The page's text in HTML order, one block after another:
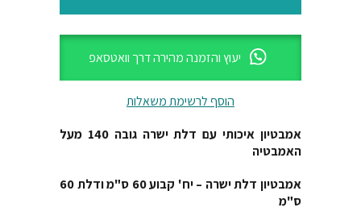
יעוץ והזמנה מהירה דרך וואטסאפ
הוסף לרשימת משאלות
אמבטיון איכותי עם דלת ישרה גובה 140 מעל
האמבטיה
אמבטיון דלת ישרה – יח' קבוע 60 ס"מ ודלת 60
ס"מ